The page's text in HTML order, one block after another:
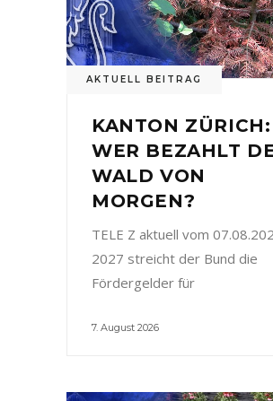
AKTUELL BEITRAG
KANTON ZÜRICH:
WER BEZAHLT
WALD VON
MORGEN?
TELE Z aktuell vom
2027 streicht der Bund die
Fördergelder für
7. August 2026